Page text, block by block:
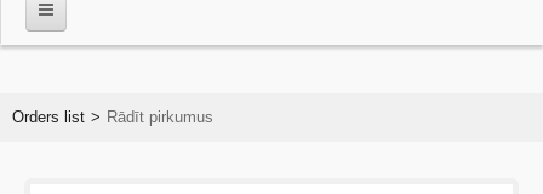
Orders list > Rādīt pirkumus